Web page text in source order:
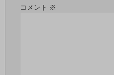
コメント ※